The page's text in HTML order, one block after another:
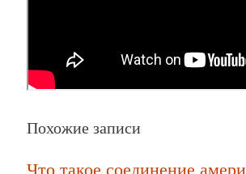
Похожие записи
Что такое соединение